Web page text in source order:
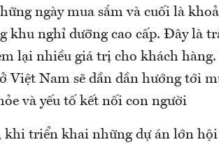
ngày mua sắm và cuối là
khu nghỉ dưỡng cao cấp. Đây là
lại nhiều giá trị cho khách
Việt Nam sẽ dần dần hướng tới
và yếu tố kết nối con người
khi triển khai những dự án lớn